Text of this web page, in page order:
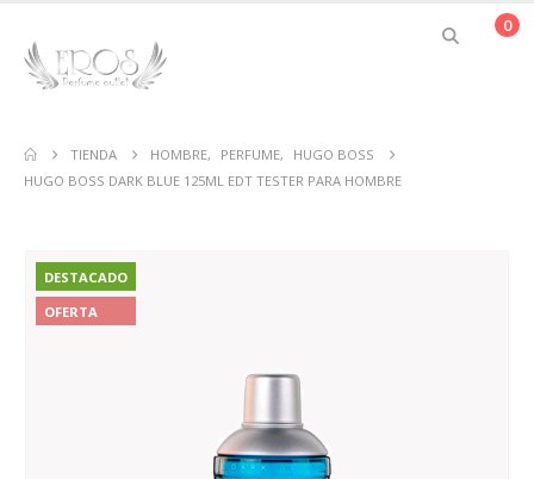
0
TIENDA HOMBRE, PERFUME,
HUGO BOSS
HUGO BOSS DARK BLUE 125ML EDT TESTER PARA HOMBRE
DESTACADO
OFERTA